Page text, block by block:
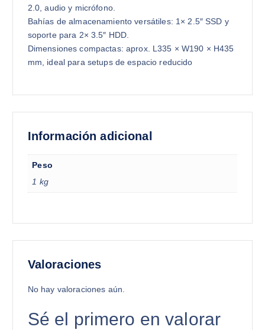
2.0, audio y micrófono.
Bahías de almacenamiento versátiles: 1× 2.5″ SSD y
soporte para 2× 3.5″ HDD.
Dimensiones compactas: aprox. L335 × W190 × H435
mm, ideal para setups de espacio reducido
Información adicional
Peso
1 kg
Valoraciones
No hay valoraciones aún.
Sé el primero en valorar